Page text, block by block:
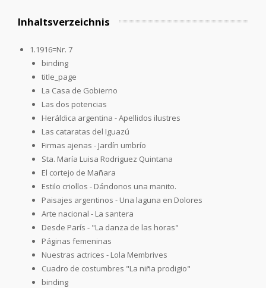
Inhaltsverzeichnis
1.1916=Nr. 7
binding
title_page
La Casa de Gobierno
Las dos potencias
Heráldica argentina - Apellidos ilustres
Las cataratas del Iguazú
Firmas ajenas - Jardín umbrío
Sta. María Luisa Rodriguez Quintana
El cortejo de Mañara
Estilo criollos - Dándonos una manito.
Paisajes argentinos - Una laguna en Dolores
Arte nacional - La santera
Desde París - "La danza de las horas"
Páginas femeninas
Nuestras actrices - Lola Membrives
Cuadro de costumbres "La niña prodigio"
binding